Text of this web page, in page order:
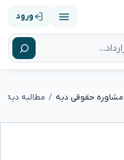
ورود
مشاوره حقوقی دیه مطالبه دیه